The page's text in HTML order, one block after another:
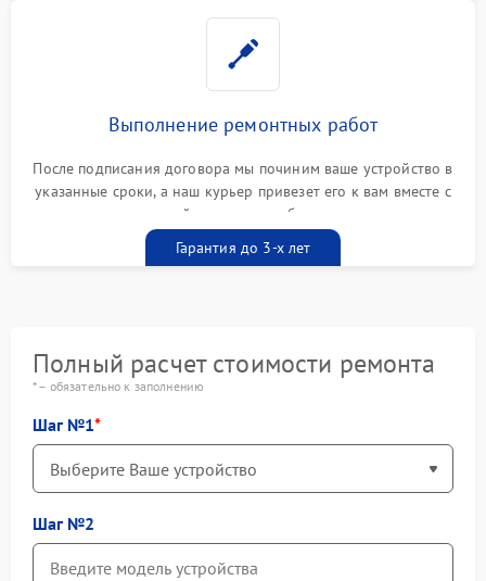
Выполнение ремонтных работ
После подписания договора мы починим ваше устройство в
указанные сроки, а наш курьер привезет его к вам вместе с
гарантийным талоном бесплатно
Гарантия до 3-х лет
Полный расчет стоимости ремонта
* – обязательно к заполнению
Шаг №1
Шаг №2